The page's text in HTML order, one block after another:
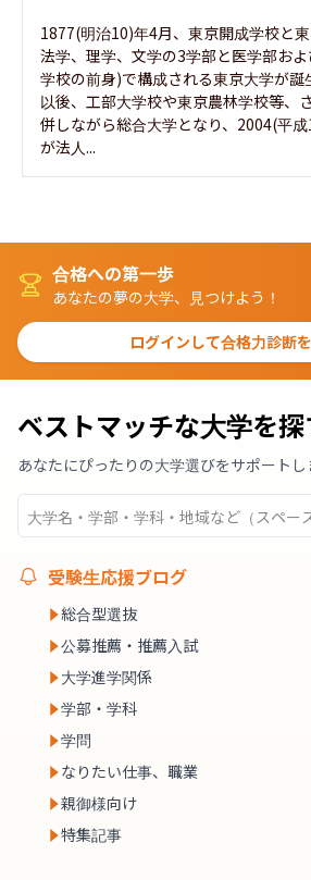
1877(明治10)年4月、東京開成学校と東
法学、理学、文学の3学部と医学部お
学校の前身)で構成される東京大学が誕
以後、工部大学校や東京農林学校等、
併しながら総合大学となり、2004(平
が法人...
合格への第一歩
あなたの夢の大学、見つけよう！
ログインして合格力診断
ベストマッチな大学を探
あなたにぴったりの大学選びをサポートし
受験生応援ブログ
総合型選抜
公募推薦・推薦入試
大学進学関係
学部・学科
学問
なりたい仕事、職業
親御様向け
特集記事